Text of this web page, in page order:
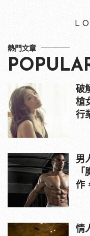
熱門文章
破
槍
行
男
作
情